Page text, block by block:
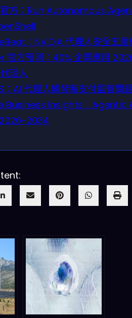
官方：Run Autonomous
：NVIDIA 代理人安全五層
官方預測：40% 企業應用
理人
：AI 代理人觸發新支付監管問
Business Insights：Agentic
2034